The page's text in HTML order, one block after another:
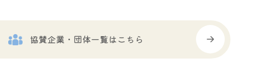
協賛企業・団体一覧はこちら